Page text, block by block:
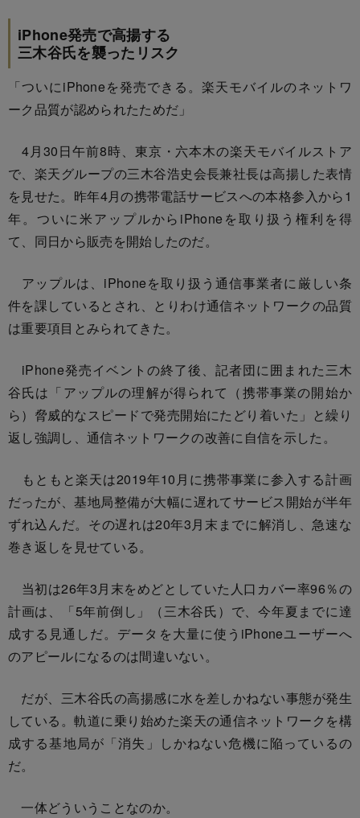
iPhone発売で高揚する
三木谷氏を襲ったリスク
「ついにiPhoneを発売できる。楽天モバイルのネットワ
ーク品質が認められたためだ」
4月30日午前8時、東京・六本木の楽天モバイルストア
で、楽天グループの三木谷浩史会長兼社長は高揚した表情
を見せた。昨年4月の携帯電話サービスへの本格参入から1
年。ついに米アップルからiPhoneを取り扱う権利を得
て、同日から販売を開始したのだ。
アップルは、iPhoneを取り扱う通信事業者に厳しい条
件を課しているとされ、とりわけ通信ネットワークの品質
は重要項目とみられてきた。
iPhone発売イベントの終了後、記者団に囲まれた三木
谷氏は「アップルの理解が得られて（携帯事業の開始か
ら）脅威的なスピードで発売開始にたどり着いた」と繰り
返し強調し、通信ネットワークの改善に自信を示した。
もともと楽天は2019年10月に携帯事業に参入する計画
だったが、基地局整備が大幅に遅れてサービス開始が半年
ずれ込んだ。その遅れは20年3月末までに解消し、急速な
巻き返しを見せている。
当初は26年3月末をめどとしていた人口カバー率96％の
計画は、「5年前倒し」（三木谷氏）で、今年夏までに達
成する見通しだ。データを大量に使うiPhoneユーザーへ
のアピールになるのは間違いない。
だが、三木谷氏の高揚感に水を差しかねない事態が発生
している。軌道に乗り始めた楽天の通信ネットワークを構
成する基地局が「消失」しかねない危機に陥っているの
だ。
一体どういうことなのか。